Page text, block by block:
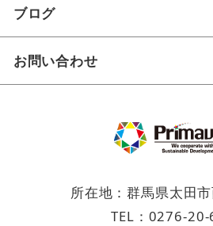
ブログ
お問い合わせ
所在地：群馬県太田
TEL： 0276-20-